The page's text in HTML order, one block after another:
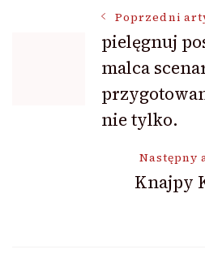
Nawigacja
wpisu
Poprzedni
pielęgnuj
malca
nie tylko.
Następny
Knajpy